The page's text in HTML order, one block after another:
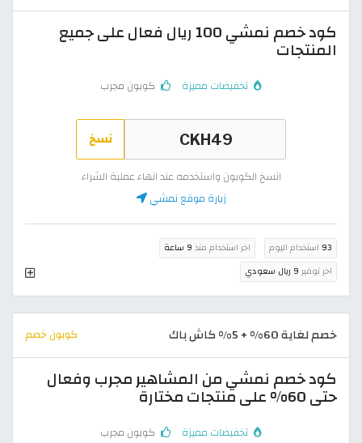
كود خصم نمشي 100 ريال فعال على جميع
المنتجات
تخفيضات مميزة كوبون مجرب
نسخ
انسخ الكوبون واستخدمه عند انهاء عملية الشراء
زيارة موقع نمشي
93 استخدام اليوم اخر استخدام منذ 9 ساعة
اخر توفير 9 ريال سعودي
خصم لغاية 60% + 5% كاش باك كوبون خصم
كود خصم نمشي من المشاهير مجرب وفعال
حتى 60% على منتجات مختارة
تخفيضات مميزة كوبون مجرب